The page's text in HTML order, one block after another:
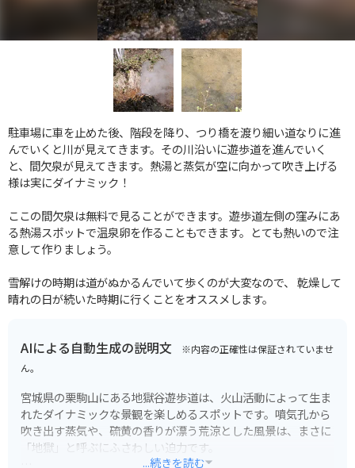
駐車場に車を止めた後、階段を降り、つり橋を渡り細い道なりに進
んでいくと川が見えてきます。その川沿いに遊歩道を進んでいく
と、間欠泉が見えてきます。熱湯と蒸気が空に向かって吹き上げる
様は実にダイナミック！
ここの間欠泉は無料で見ることができます。遊歩道左側の窪みにあ
る熱湯スポットで温泉卵を作ることもできます。とても熱いので注
意して作りましょう。
雪解けの時期は道がぬかるんでいて歩くのが大変なので、 乾燥して
晴れの日が続いた時期に行くことをオススメします。
AIによる自動生成の説明文 ※内容の正確性は保証されていませ
ん。
宮城県の栗駒山にある地獄谷遊歩道は、火山活動によって生ま
れたダイナミックな景観を楽しめるスポットです。噴気孔から
吹き出す蒸気や、硫黄の香りが漂う荒涼とした風景は、まさに
「地獄」と呼ぶにふさわしい迫力です。
...続きを読む